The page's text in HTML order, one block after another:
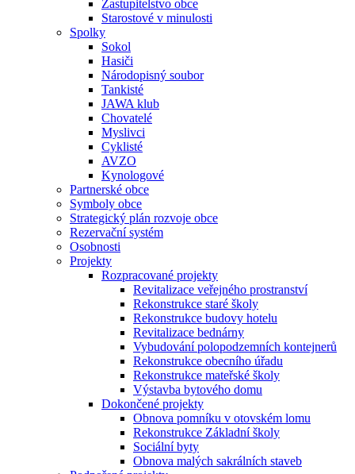
Zastupitelstvo obce
Starostové v minulosti
Spolky
Sokol
Hasiči
Národopisný soubor
Tankisté
JAWA klub
Chovatelé
Myslivci
Cyklisté
AVZO
Kynologové
Partnerské obce
Symboly obce
Strategický plán rozvoje obce
Rezervační systém
Osobnosti
Projekty
Rozpracované projekty
Revitalizace veřejného prostranství
Rekonstrukce staré školy
Rekonstrukce budovy hotelu
Revitalizace bednárny
Vybudování polopodzemních kontejnerů
Rekonstrukce obecního úřadu
Rekonstrukce mateřské školy
Výstavba bytového domu
Dokončené projekty
Obnova pomníku v otovském lomu
Rekonstrukce Základní školy
Sociální byty
Obnova malých sakrálních staveb